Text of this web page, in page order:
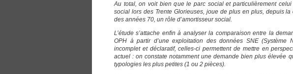
Au total, on voit bien que le parc social et particulièrement
social lors des Trente Glorieuses, joue de plus en plus, depuis
des années 70, un rôle d’amortisseur social.
L’étude s’attache enfin à analyser la comparaison entre la
OPH à partir d’une exploitation des données SNE (Système
incomplet et déclaratif, celles-ci permettent de mettre en
actuel : on constate notamment une demande bien plus élevée
typologies les plus petites (1 ou 2 pièces).